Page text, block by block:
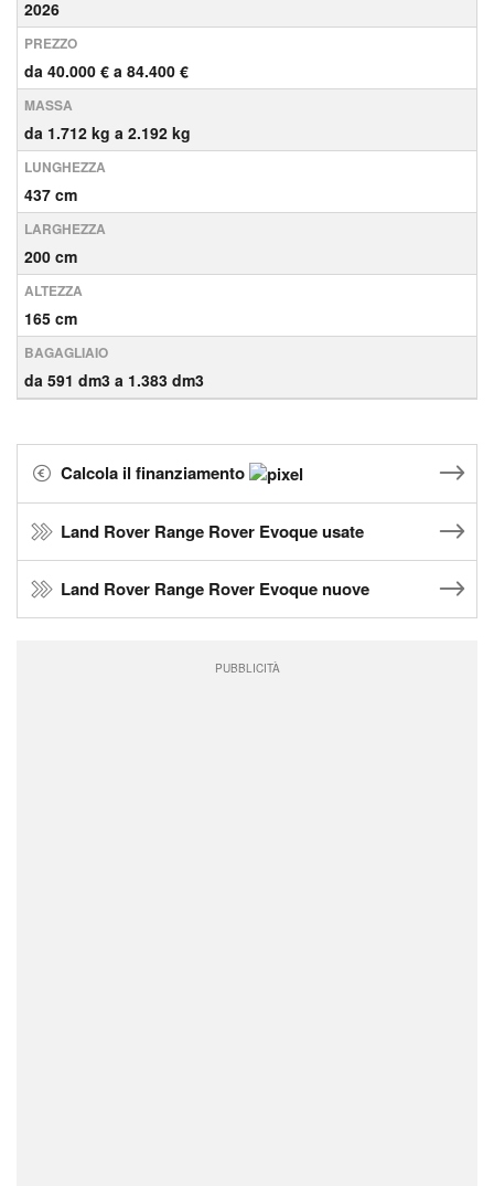
2026
PREZZO
da 40.000 € a 84.400 €
MASSA
da 1.712 kg a 2.192 kg
LUNGHEZZA
437 cm
LARGHEZZA
200 cm
ALTEZZA
165 cm
BAGAGLIAIO
da 591 dm3 a 1.383 dm3
Calcola il finanziamento
Land Rover Range Rover Evoque usate
Land Rover Range Rover Evoque nuove
PUBBLICITÀ